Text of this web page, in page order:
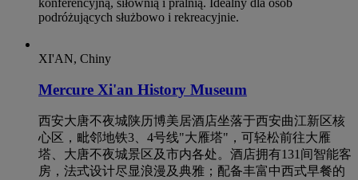
podróżujących służbowo i rekreacyjnie.
XI'AN, Chiny
Mercure Xi'an History Museum
西安大唐不夜城陕历博美居酒店坐落于西安曲江新区核
心区，毗邻地铁3、4号线"大雁塔"，可轻松前往大雁
塔、大唐不夜城景区及市内各处。酒店拥有131间智能客
房，法式设计尽显浪漫及典雅；配备丰富中西式早餐的